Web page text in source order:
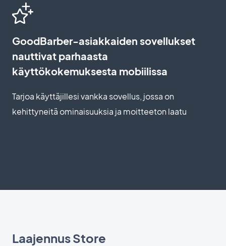
GoodBarber-asiakkaiden sovellukset
nauttivat parhaasta
käyttökokemuksesta mobiilissa
Tarjoa käyttäjillesi vankka sovellus, jossa on
kehittyneitä ominaisuuksia ja moitteeton laatu
Laajennus Store